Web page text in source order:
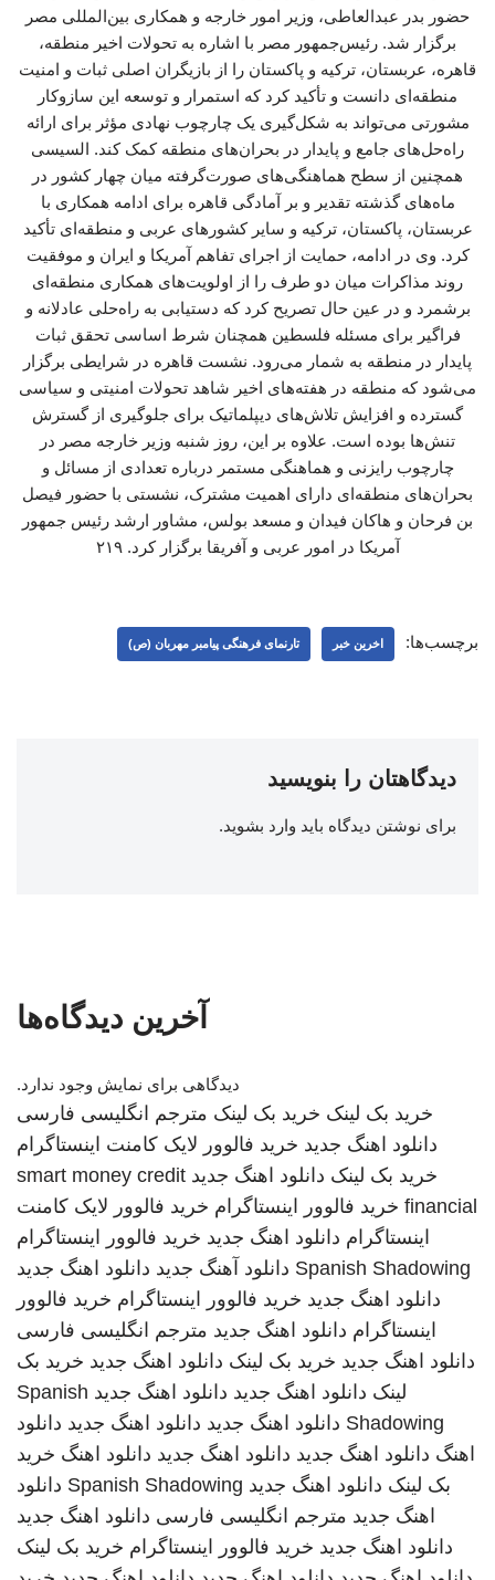
حضور بدر عبدالعاطی، وزیر امور خارجه و همکاری بین‌المللی مصر
برگزار شد. رئیس‌جمهور مصر با اشاره به تحولات اخیر منطقه،
قاهره، عربستان، ترکیه و پاکستان را از بازیگران اصلی ثبات و امنیت
منطقه‌ای دانست و تأکید کرد که استمرار و توسعه این سازوکار
مشورتی می‌تواند به شکل‌گیری یک چارچوب نهادی مؤثر برای ارائه
راه‌حل‌های جامع و پایدار در بحران‌های منطقه کمک کند. السیسی
همچنین از سطح هماهنگی‌های صورت‌گرفته میان چهار کشور در
ماه‌های گذشته تقدیر و بر آمادگی قاهره برای ادامه همکاری با
عربستان، پاکستان، ترکیه و سایر کشورهای عربی و منطقه‌ای تأکید
کرد. وی در ادامه، حمایت از اجرای تفاهم آمریکا و ایران و موفقیت
روند مذاکرات میان دو طرف را از اولویت‌های همکاری منطقه‌ای
برشمرد و در عین حال تصریح کرد که دستیابی به راه‌حلی عادلانه و
فراگیر برای مسئله فلسطین همچنان شرط اساسی تحقق ثبات
پایدار در منطقه به شمار می‌رود. نشست قاهره در شرایطی برگزار
می‌شود که منطقه در هفته‌های اخیر شاهد تحولات امنیتی و سیاسی
گسترده و افزایش تلاش‌های دیپلماتیک برای جلوگیری از گسترش
تنش‌ها بوده است. علاوه بر این، روز شنبه وزیر خارجه مصر در
چارچوب رایزنی و هماهنگی مستمر درباره تعدادی از مسائل و
بحران‌های منطقه‌ای دارای اهمیت مشترک، نشستی با حضور فیصل
بن فرحان و هاکان فیدان و مسعد بولس، مشاور ارشد رئیس جمهور
آمریکا در امور عربی و آفریقا برگزار کرد. ۲۱۹
برچسب‌ها: اخرین خبر تارنمای فرهنگی پیامبر مهربان (ص)
دیدگاهتان را بنویسید
برای نوشتن دیدگاه باید وارد بشوید.
آخرین دیدگاه‌ها
دیدگاهی برای نمایش وجود ندارد.
خرید بک لینک خرید بک لینک مترجم انگلیسی فارسی
دانلود اهنگ جدید خرید فالوور لایک کامنت اینستاگرام
خرید بک لینک دانلود اهنگ جدید smart money credit
financial خرید فالوور اینستاگرام خرید فالوور لایک کامنت
اینستاگرام دانلود اهنگ جدید خرید فالوور اینستاگرام
Spanish Shadowing دانلود آهنگ جدید دانلود اهنگ جدید
دانلود اهنگ جدید خرید فالوور اینستاگرام خرید فالوور
اینستاگرام دانلود اهنگ جدید مترجم انگلیسی فارسی
دانلود اهنگ جدید خرید بک لینک دانلود اهنگ جدید خرید بک
لینک دانلود اهنگ جدید دانلود اهنگ جدید Spanish
Shadowing دانلود اهنگ جدید دانلود اهنگ جدید دانلود
اهنگ دانلود اهنگ جدید دانلود اهنگ جدید دانلود اهنگ خرید
بک لینک دانلود اهنگ جدید Spanish Shadowing دانلود
اهنگ جدید مترجم انگلیسی فارسی دانلود اهنگ جدید
دانلود اهنگ جدید خرید فالوور اینستاگرام خرید بک لینک